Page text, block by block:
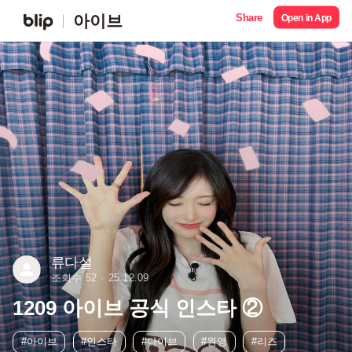
아이브 Share Open in App
류다설
조회수 52 25.12.09
1209 아이브 공식 인스타 ②
#아이브 #인스타 #다이브 #원영 #리즈